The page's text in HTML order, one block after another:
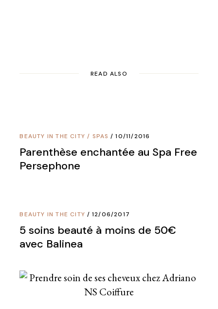
READ ALSO
BEAUTY IN THE CITY / SPAS 10/11/2016
Parenthèse enchantée au Spa Free
Persephone
BEAUTY IN THE CITY 12/06/2017
5 soins beauté à moins de 50€
avec Balinea